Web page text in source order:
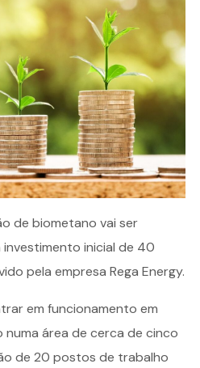
de biometano vai ser
investimento inicial de 40
pela empresa Rega Energy.
em funcionamento em
numa área de cerca de cinco
de 20 postos de trabalho